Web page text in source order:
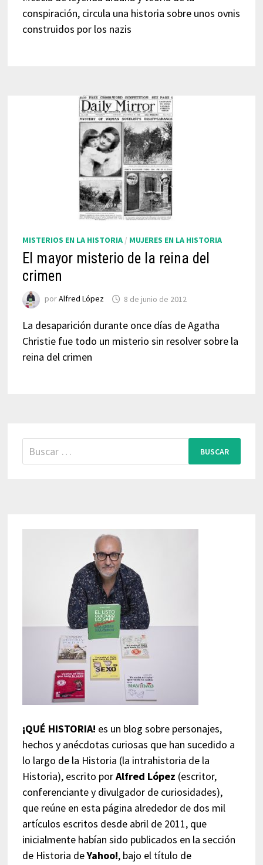
conspiración, circula una historia sobre unos ovnis
construidos por los nazis
MISTERIOS EN LA HISTORIA/ MUJERES EN LA HISTORIA
El mayor misterio de la reina del
crimen
porAlfred López 8 de junio de 2012
La desaparición durante once días de Agatha
Christie fue todo un misterio sin resolver sobre la
reina del crimen
Buscar:
¡QUÉ HISTORIA! es un blog sobre personajes,
hechos y anécdotas curiosas que han sucedido a
lo largo de la Historia (la intrahistoria de la
Historia), escrito porAlfred López (escritor,
conferenciante y divulgador de curiosidades),
que reúne en esta página alrededor de dos mil
artículos escritos desde abril de 2011, que
inicialmente habían sido publicados en la sección
de Historia deYahoo!, bajo el título de